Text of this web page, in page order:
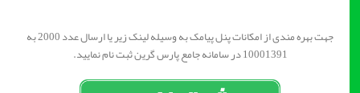
جهت بهره مندی از امکانات پنل پیامک به وسیله لینک زیر یا ارسال عدد 2000 به
10001391 در سامانه جامع پارس گرین ثبت نام نمایید.